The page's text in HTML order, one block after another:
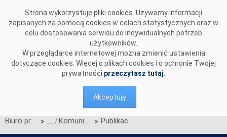
Strona wykorzystuje pliki cookies. Używamy informacji
zapisanych za pomocą cookies w celach statystycznych oraz w
celu dostosowania serwisu do indywidualnych potrzeb
użytkowników.
W przeglądarce internetowej można zmienić ustawienia
dotyczące cookies. Więcej o plikach cookies i o ochronie Twojej
prywatności przeczytasz tutaj
Akceptuję
Biuro prasowe > Komunikaty OSP > Publikacji erraty_2 standardów technicznych systemu WIRE wer.14.0